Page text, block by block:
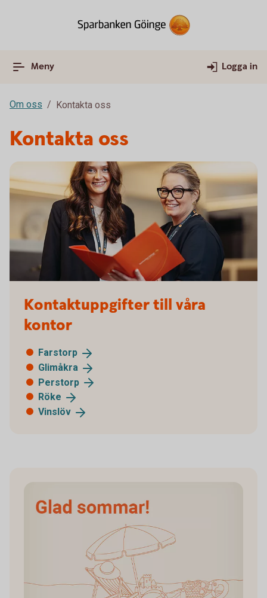
Meny Logga in
Om oss Kontakta oss
Kontakta oss
Kontaktuppgifter till våra
kontor
Farstorp
Glimåkra
Perstorp
Röke
Vinslöv